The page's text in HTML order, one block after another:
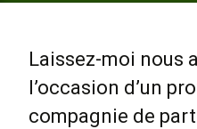
Laissez-moi nous
l’occasion d’un
compagnie de